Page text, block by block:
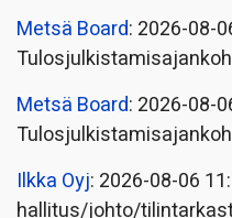
Metsä Board: 2026-08-
Metsä Board: 2026-08-
Ilkka Oyj: 2026-08-06
hallitus/johto/